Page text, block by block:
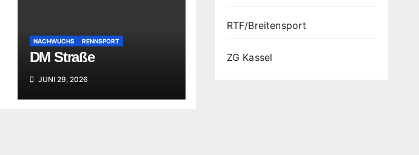
NACHWUCHS RENNSPORT
DM Straße
JUNI 29, 2026
RTF/Breitensport
ZG Kassel